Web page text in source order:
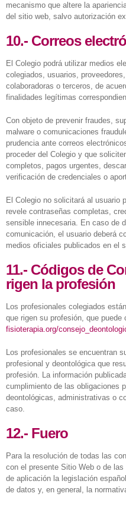
mecanismo que altere la
del sitio web, salvo autorización
10.- Correos
El Colegio podrá utilizar medios
colegiados, usuarios,
colaboradoras o terceros, de
finalidades legítimas
Con objeto de prevenir fraudes,
malware o comunicaciones
prudencia ante correos
proceder del Colegio y que
completos, pagos urgentes,
verificación de credenciales o
El Colegio no solicitará al usuario
revele contraseñas completas,
sensible innecesaria. En caso de
comunicación, el usuario deberá
medios oficiales publicados en el
11.- Códigos de
rigen la profesión
Los profesionales colegiados
que rigen su profesión, que puede
fisioterapia.org/
Los profesionales se encuentran
profesional y deontológica que
profesión. La información
cumplimiento de las obligaciones
deontológicas, administrativas o
caso.
12.- Fuero
Para la resolución de todas las
con el presente Sitio Web o de
de aplicación la legislación
de datos y, en general, la